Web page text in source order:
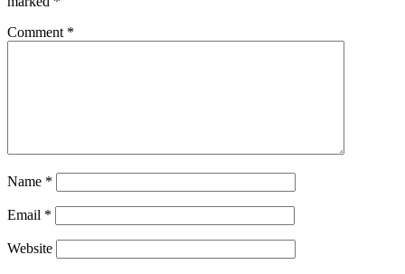
Comment *
Name *
Email *
Website